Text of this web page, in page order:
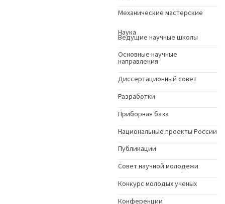
Механические мастерские
Наука
Ведущие научные школы
Основные научные
направления
Диссертационный совет
Разработки
Приборная база
Национальные проекты России
Публикации
Совет научной молодежи
Конкурс молодых ученыx
Конференции